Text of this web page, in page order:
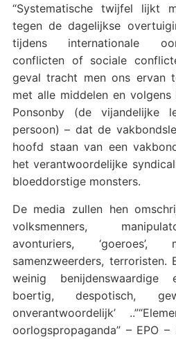
“Systematische twijfel lijkt
tegen de dagelijkse
tijdens internationale
conflicten of sociale
geval tracht men ons ervan
met alle middelen en
Ponsonby (de
persoon) – dat de
hoofd staan van een
het verantwoordelijke
bloeddorstige monsters.
De media zullen hen
volksmenners,
avonturiers, ‘goeroes’,
samenzweerders,
weinig benijdenswaardige
boertig, despotisch,
onverantwoordelijk’
oorlogspropaganda” – EPO